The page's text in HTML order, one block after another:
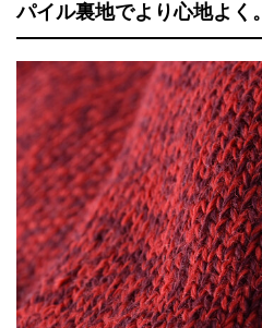
パイル裏地でより心地よく。